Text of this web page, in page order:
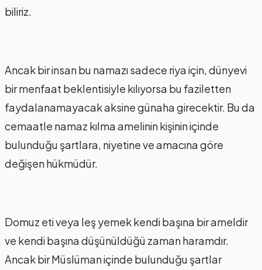
biliriz.
Ancak bir insan bu namazı sadece riya için, dünyevi
bir menfaat beklentisiyle kılıyorsa bu faziletten
faydalanamayacak aksine günaha girecektir. Bu da
cemaatle namaz kılma amelinin kişinin içinde
bulunduğu şartlara, niyetine ve amacına göre
değişen hükmüdür.
Domuz eti veya leş yemek kendi başına bir ameldir
ve kendi başına düşünüldüğü zaman haramdır.
Ancak bir Müslüman içinde bulunduğu şartlar